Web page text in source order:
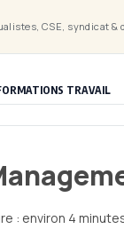
CSE, syndicat &
TRAVAIL
: environ 4